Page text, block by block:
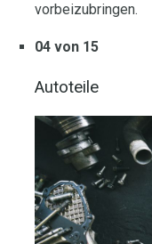
vorbeizubringen.
04 von 15
Autoteile